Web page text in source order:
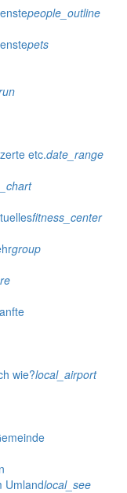
people_outline
pets
etc.date_range
fitness_center
group
wie?local_airport
Umlandlocal_see